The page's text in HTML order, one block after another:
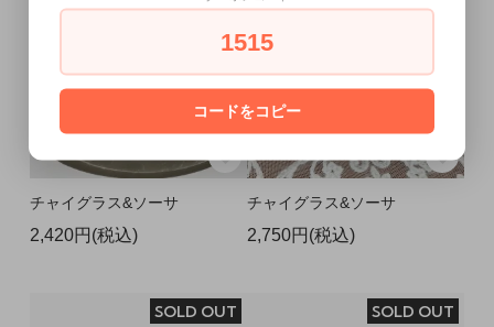
チャイグラス&ソーサ
2,420円(税込)
チャイグラス&ソーサ
2,750円(税込)
SOLD OUT SOLD OUT
1515
コードをコピー